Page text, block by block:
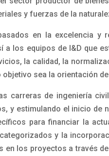
y fuerzas de la
en la excelencia y
los equipos de I&D que
la calidad, la
sea la orientación
carreras de ingeniería
y estimulando el inicio
para financiar la
y la
los proyectos a través